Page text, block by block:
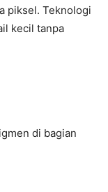
piksel. Teknologi
kecil tanpa
di bagian